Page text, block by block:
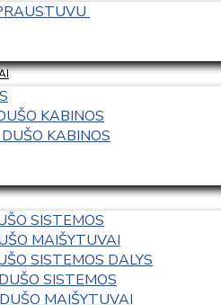
KABINOS
KABINOS
SISTEMOS
MAIŠYTUVAI
SISTEMOS DALYS
SISTEMOS
MAIŠYTUVAI